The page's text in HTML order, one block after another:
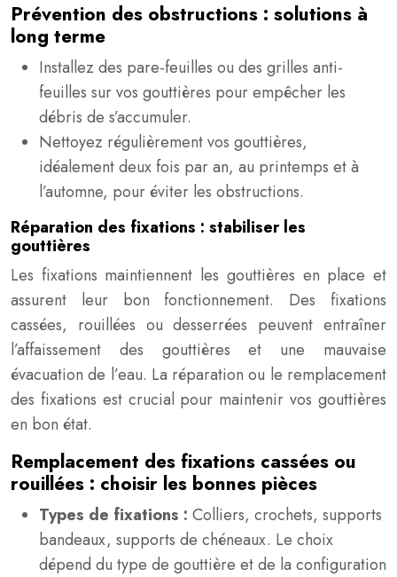
Prévention des obstructions : solutions à
long terme
Installez des pare-feuilles ou des grilles anti-
feuilles sur vos gouttières pour empêcher les
débris de s’accumuler.
Nettoyez régulièrement vos gouttières,
idéalement deux fois par an, au printemps et à
l’automne, pour éviter les obstructions.
Réparation des fixations : stabiliser les
gouttières
Les fixations maintiennent les gouttières en place et
assurent leur bon fonctionnement. Des fixations
cassées, rouillées ou desserrées peuvent entraîner
l’affaissement des gouttières et une mauvaise
évacuation de l’eau. La réparation ou le remplacement
des fixations est crucial pour maintenir vos gouttières
en bon état.
Remplacement des fixations cassées ou
rouillées : choisir les bonnes pièces
Types de fixations : Colliers, crochets, supports
bandeaux, supports de chéneaux. Le choix
dépend du type de gouttière et de la configuration